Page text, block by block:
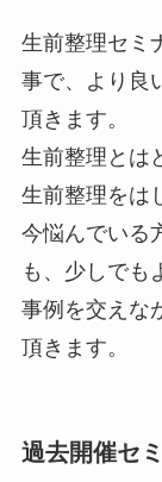
生前整理セミ
事で、より良
頂きます。
生前整理とは
生前整理をは
今悩んでいる
も、少しでも
事例を交えな
頂きます。
過去開催セ